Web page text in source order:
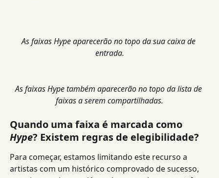
As faixas Hype aparecerão no topo da sua caixa de
entrada.
As faixas Hype também aparecerão no topo da lista de
faixas a serem compartilhadas.
Quando uma faixa é marcada como
Hype? Existem regras de elegibilidade?
Para começar, estamos limitando este recurso a
artistas com um histórico comprovado de sucesso,